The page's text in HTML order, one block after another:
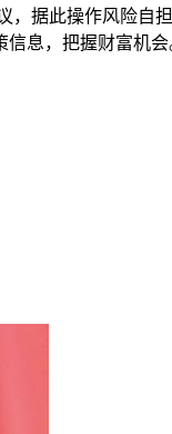
，据此操作风险自担
息，把握财富机会